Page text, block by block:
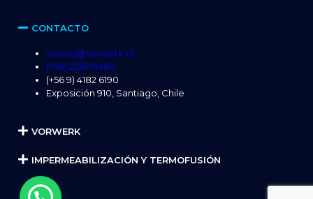
CONTACTO
ventas@vorwerk.cl
(+56) 22611 9460
(+56 9) 4182 6190
Exposición 910, Santiago, Chile
VORWERK
IMPERMEABILIZACIÓN Y TERMOFUSIÓN